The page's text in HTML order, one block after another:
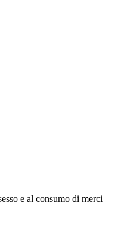
e al consumo di merci